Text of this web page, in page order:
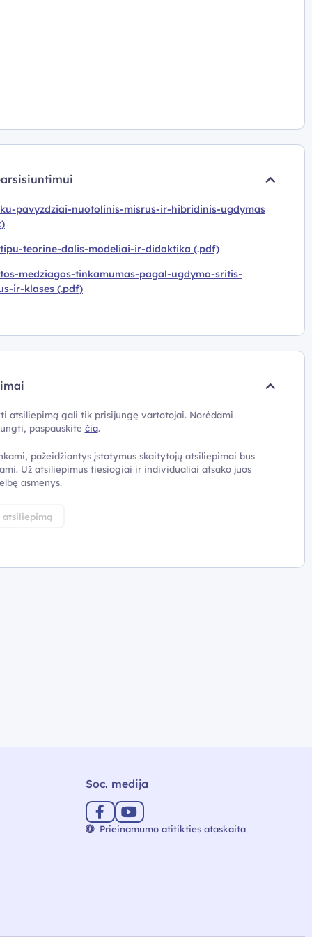
pavyzdziai-nuotolinis-misrus-ir-hibridinis-ugdymas
teorine-dalis-modeliai-ir-didaktika (.pdf)
medziagos-tinkamumas-pagal-ugdymo-sritis-
ir-klases (.pdf)
atsiliepimą gali tik prisijungę vartotojai. Norėdami
paspauskite čia.
pažeidžiantys įstatymus skaitytojų atsiliepimai bus
Už atsiliepimus tiesiogiai ir individualiai atsako juos
asmenys.
atsiliepimą
Soc. medija
Prieinamumo atitikties ataskaita